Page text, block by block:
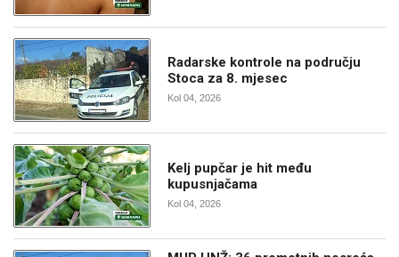
Radarske kontrole na području
Stoca za 8. mjesec
Kol 04, 2026
Kelj pupčar je hit među
kupusnjačama
Kol 04, 2026